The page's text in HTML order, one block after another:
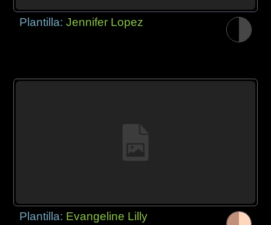
Plantilla:Jennifer Lopez
Plantilla: Evangeline Lilly